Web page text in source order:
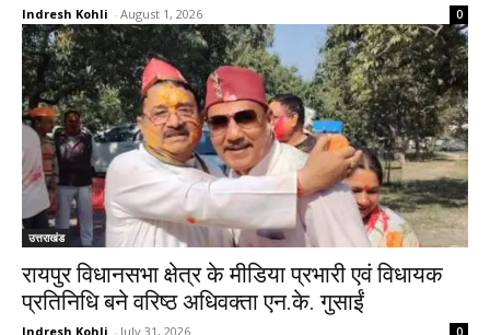
Indresh Kohli - August 1, 2026 0
उत्तराखंड
रायपुर विधानसभा क्षेत्र के मीडिया प्रभारी एवं विधायक
प्रतिनिधि बने वरिष्ठ अधिवक्ता एन.के. गुसाईं
Indresh Kohli - July 31, 2026 0